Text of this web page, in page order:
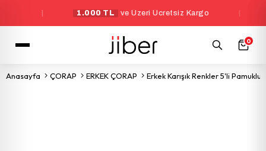
1.000 TL ve Üzeri Ücretsiz Kargo
0
Anasayfa ÇORAP ERKEK ÇORAP Erkek Karışık Renkler 5'li